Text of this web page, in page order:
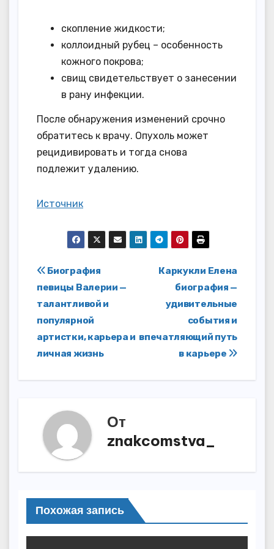
скопление жидкости;
коллоидный рубец – особенность
кожного покрова;
свищ свидетельствует о занесении
в рану инфекции.
После обнаружения изменений срочно
обратитесь к врачу. Опухоль может
рецидивировать и тогда снова
подлежит удалению.
Источник
Навигация
по
записям
Каркукли Елена
биография —
удивительные
события и
впечатляющий путь
в карьере
Биография
певицы Валерии —
талантливой и
популярной
артистки, карьера и
личная жизнь
От
znakcomstva_
Похожая запись